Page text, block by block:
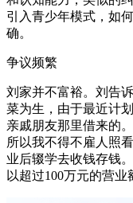
引入青少年模式，如
确。
争议频繁
刘家并不富裕。刘告
菜为生，由于最近计
亲戚朋友那里借来的
所以我不得不雇人照
业后辍学去收钱存钱
以超过100万元的营业